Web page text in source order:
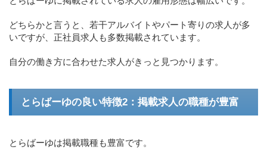
どちらかと言うと、若干アルバイトやパート寄りの求人が多
いですが、正社員求人も多数掲載されています。
自分の働き方に合わせた求人がきっと見つかります。
とらばーゆの良い特徴2：掲載求人の職種が豊富
とらばーゆは掲載職種も豊富です。